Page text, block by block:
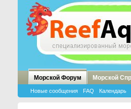
Морской Форум
Новые сообщения FAQ Календарь
Морской